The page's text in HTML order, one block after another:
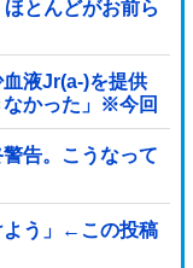
とんどがお前ら
血液Jr(a-)を提供
なかった」※今回
告。こうなって
よう」←この投稿